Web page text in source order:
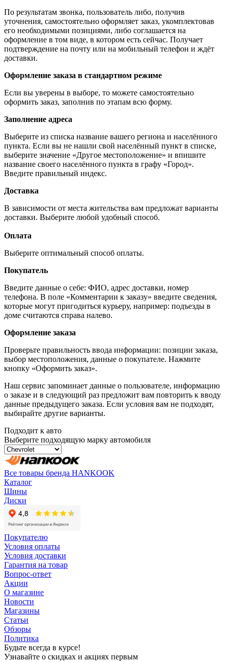
По результатам звонка, пользователь либо, получив
уточнения, самостоятельно оформляет заказ, укомплектовав
его необходимыми позициями, либо соглашается на
оформление в том виде, в котором есть сейчас. Получает
подтверждение на почту или на мобильный телефон и ждёт
доставки.
Оформление заказа в стандартном режиме
Если вы уверены в выборе, то можете самостоятельно
оформить заказ, заполнив по этапам всю форму.
Заполнение адреса
Выберите из списка название вашего региона и населённого
пункта. Если вы не нашли свой населённый пункт в списке,
выберите значение «Другое местоположение» и впишите
название своего населённого пункта в графу «Город».
Введите правильный индекс.
Доставка
В зависимости от места жительства вам предложат варианты
доставки. Выберите любой удобный способ.
Оплата
Выберите оптимальный способ оплаты.
Покупатель
Введите данные о себе: ФИО, адрес доставки, номер
телефона. В поле «Комментарии к заказу» введите сведения,
которые могут пригодиться курьеру, например: подъезды в
доме считаются справа налево.
Оформление заказа
Проверьте правильность ввода информации: позиции заказа,
выбор местоположения, данные о покупателе. Нажмите
кнопку «Оформить заказ».
Наш сервис запоминает данные о пользователе, информацию
о заказе и в следующий раз предложит вам повторить к вводу
данные предыдущего заказа. Если условия вам не подходят,
выбирайте другие варианты.
Подходит к авто
Выберите подходящую марку автомобиля
Все товары бренда HANKOOK
Каталог
Шины
Диски
Покупателю
Условия оплаты
Условия доставки
Гарантия на товар
Вопрос-ответ
Акции
О магазине
Новости
Магазины
Статьи
Обзоры
Политика
Будьте всегда в курсе!
Узнавайте о скидках и акциях первым